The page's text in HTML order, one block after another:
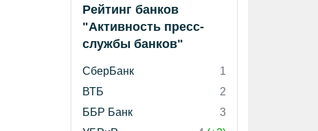
Рейтинг банков
"Активность пресс-
службы банков"
СберБанк
1
ВТБ
2
ББР Банк
3